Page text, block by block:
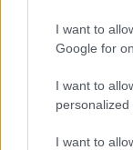
I want to
Google for
I want to
personalized
I want to
IL